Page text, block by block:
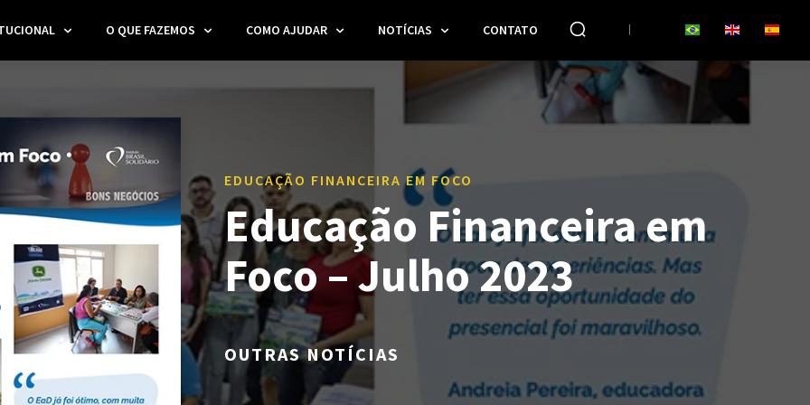
O QUE FAZEMOS COMO AJUDAR NOTÍCIAS CONTATO
EDUCAÇÃO FINANCEIRA EM FOCO
Educação Financeira em
Foco – Julho 2023
OUTRAS NOTÍCIAS